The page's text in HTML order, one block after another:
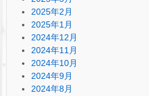
2025年2月
2025年1月
2024年12月
2024年11月
2024年10月
2024年9月
2024年8月